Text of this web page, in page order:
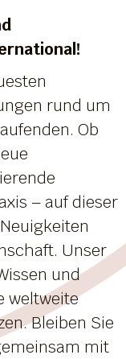
rund um
Ob
– auf dieser
Unser
und
weltweite
Bleiben Sie
mit